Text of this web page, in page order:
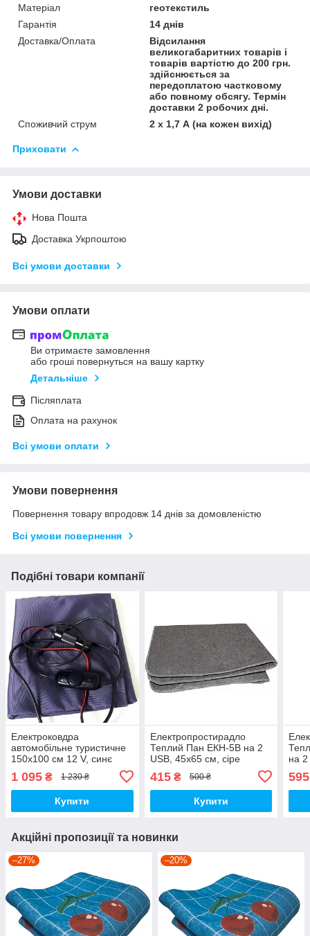
Матеріал
геотекстиль
Гарантія
14 днів
Доставка/Оплата
Відсилання
великогабаритних товарів і
товарів вартістю до 200 грн.
здійснюється за
передоплатою частковому
або повному обсягу. Термін
доставки 2 робочих дні.
Споживчий струм
2 х 1,7 А (на кожен вихід)
Приховати
Умови доставки
Нова Пошта
Доставка Укрпоштою
Всі умови доставки
Умови оплати
Ви отримаєте замовлення
або гроші повернуться на вашу картку
Детальніше
Післяплата
Оплата на рахунок
Всі умови оплати
Умови повернення
Повернення товару впродовж 14 днів за домовленістю
Всі умови повернення
Подібні товари компанії
Електроковдра
автомобільне туристичне
150х100 см 12 V, синє
1 095 ₴ 1 230 ₴
Купити
Електропростирадло
Теплий Пан ЕКН-5В на 2
USB, 45х65 см, сіре
415₴ 500 ₴
Купити
на
595
Акційні пропозиції та новинки
–27% –20%